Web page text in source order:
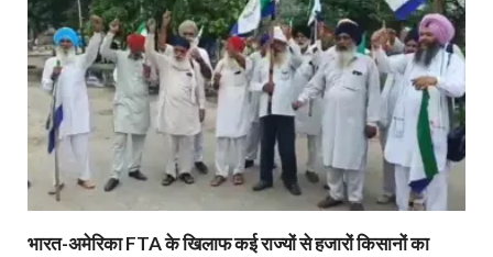
भारत-अमेरिका FTA के खिलाफ कई राज्यों से हजारों किसानों का